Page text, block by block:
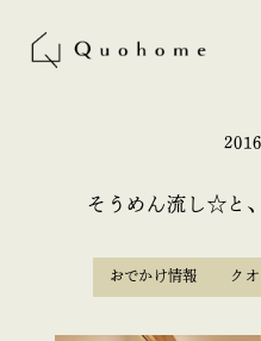
そうめん流し☆と
おでかけ情報 ク